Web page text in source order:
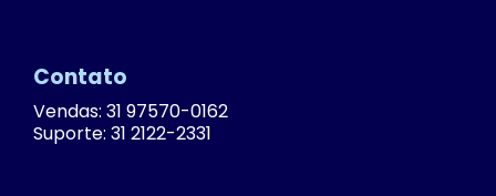
Contato
Vendas: 31 97570-0162
Suporte: 31 2122-2331